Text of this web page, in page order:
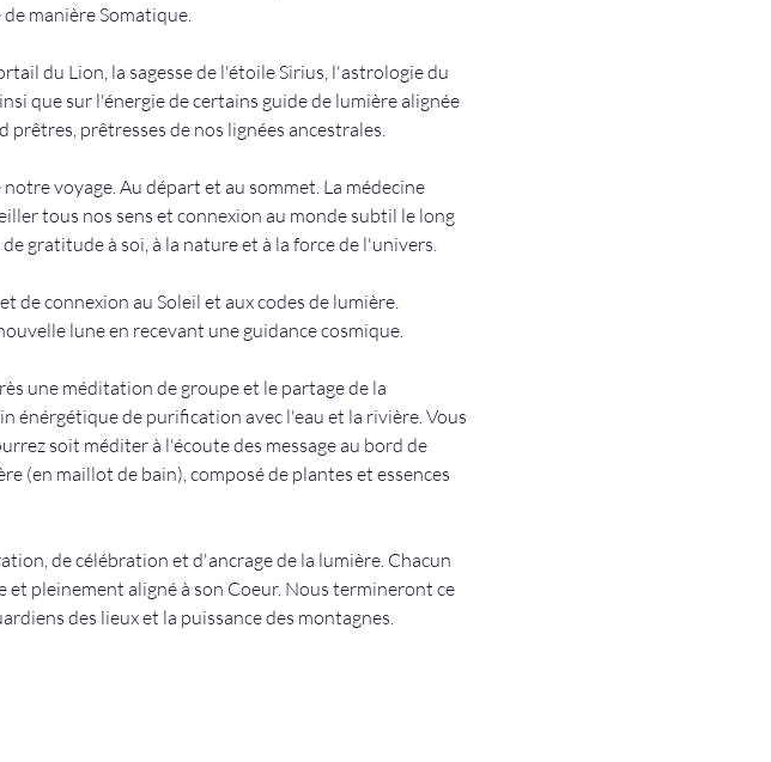
manière Somatique.
du Lion, la sagesse de l'étoile Sirius, l'astrologie du
que sur l'énergie de certains guide de lumière alignée
prêtresses de nos lignées ancestrales.
voyage. Au départ et au sommet. La médecine
tous nos sens et connexion au monde subtil le long
gratitude à soi, à la nature et à la force de l'univers.
de connexion au Soleil et aux codes de lumière.
lune en recevant une guidance cosmique.
une méditation de groupe et le partage de la
énérgétique de purification avec l'eau et la rivière. Vous
soit méditer à l'écoute des message au bord de
(en maillot de bain), composé de plantes et essences
de célébration et d'ancrage de la lumière. Chacun
pleinement aligné à son Coeur. Nous termineront ce
des lieux et la puissance des montagnes.